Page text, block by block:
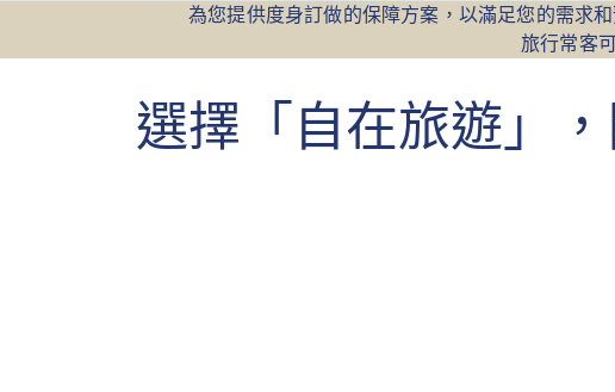
為您提供度身訂做的保障方案，以滿足您的需求
旅行常客
選擇「自在旅遊」